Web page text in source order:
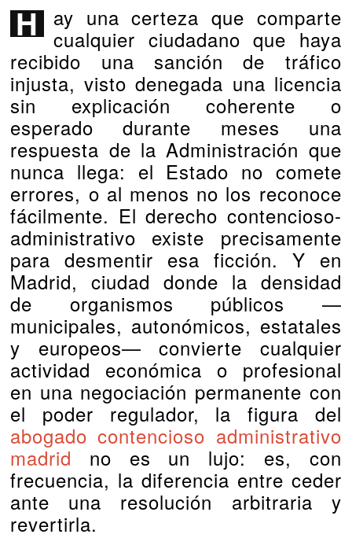
Hay una certeza que comparte cualquier ciudadano que haya
recibido una sanción de tráfico
injusta, visto denegada una licencia
sin explicación coherente o
esperado durante meses una
respuesta de la Administración que
nunca llega: el Estado no comete
errores, o al menos no los reconoce
fácilmente. El derecho contencioso-
administrativo existe precisamente
para desmentir esa ficción. Y en
Madrid, ciudad donde la densidad
de organismos públicos —
municipales, autonómicos, estatales
y europeos— convierte cualquier
actividad económica o profesional
en una negociación permanente con
el poder regulador, la figura del
abogado contencioso administrativo
madrid no es un lujo: es, con
frecuencia, la diferencia entre ceder
ante una resolución arbitraria y
revertirla.